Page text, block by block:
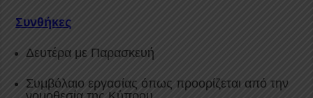
Συνθήκες
Δευτέρα με Παρασκευή
Συμβόλαιο εργασίας όπως προορίζεται από την